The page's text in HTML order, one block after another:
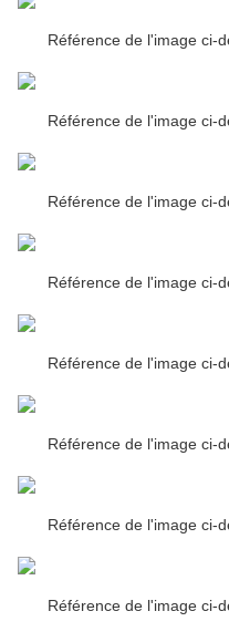
Référence de l'image ci-
Référence de l'image ci-
Référence de l'image ci-
Référence de l'image ci-
Référence de l'image ci-
Référence de l'image ci-
Référence de l'image ci-
Référence de l'image ci-